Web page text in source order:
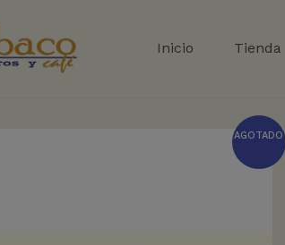
Inicio Tienda
AGOTADO